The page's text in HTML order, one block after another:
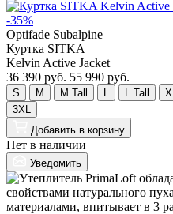
-35%
Optifade Subalpine
Куртка SITKA
Kelvin Active Jacket
36 390 руб. 55 990 руб.
S M M Tall L Tall XL
3XL
Добавить в корзину
Нет в наличии
Уведомить